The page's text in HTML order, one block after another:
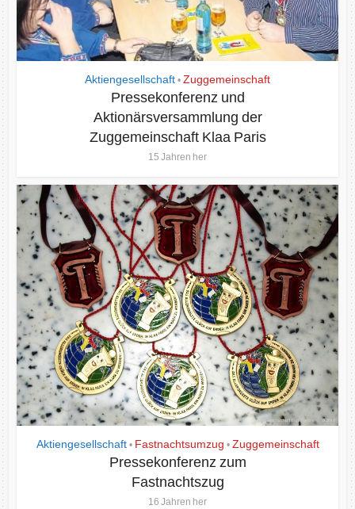
Aktiengesellschaft • Zuggemeinschaft
Pressekonferenz und
Aktionärsversammlung der
Zuggemeinschaft Klaa Paris
15 Jahren her
Aktiengesellschaft • Fastnachtsumzug • Zuggemeinschaft
Pressekonferenz zum
Fastnachtszug
16 Jahren her